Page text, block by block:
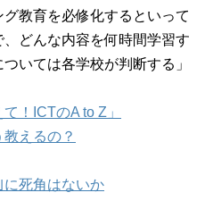
教育を必修化するといって
どんな内容を何時間学習す
いては各学校が判断する」
！ICTのA to Z」
えるの？
に死角はないか